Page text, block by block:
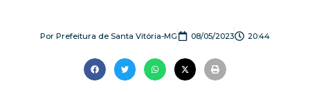
Por Prefeitura de Santa Vitória-MG 08/05/2023 20:44